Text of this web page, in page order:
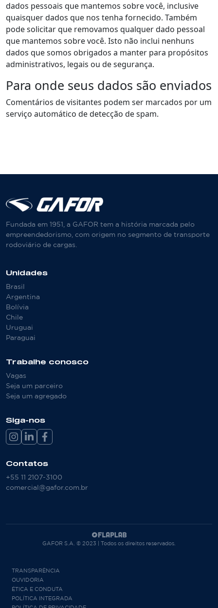
dados pessoais que mantemos sobre você, inclusive
quaisquer dados que nos tenha fornecido. Também
pode solicitar que removamos qualquer dado pessoal
que mantemos sobre você. Isto não inclui nenhuns
dados que somos obrigados a manter para propósitos
administrativos, legais ou de segurança.
Para onde seus dados são enviados
Comentários de visitantes podem ser marcados por um
serviço automático de detecção de spam.
Fundada em 1951, a GAFOR tem a história marcada pelo
empreendedorismo, com origem no segmento de transporte
rodoviário de cargas.
Unidades
Brasil
Argentina
Bolívia
Chile
Uruguai
Paraguai
Trabalhe conosco
Vagas
Seja um parceiro
Seja um agregado
Siga-nos
Contatos
+55 11 2107-3100
comercial@gafor.com.br
GAFOR S.A. © 2023 | Todos os direitos reservados.
TRANSPARÊNCIA
OUVIDORIA
ÉTICA E CONDUTA
POLÍTICA INTEGRADA